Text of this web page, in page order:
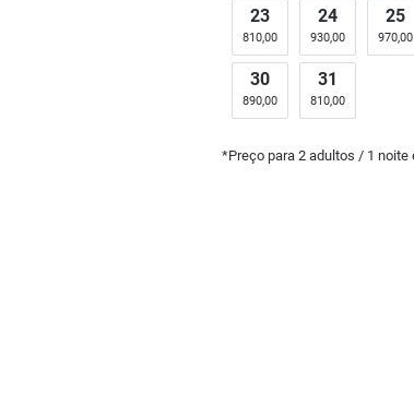
23
810,00
24
930,00
25
970,00
30
890,00
31
810,00
*Preço para2 adultos / 1 noite